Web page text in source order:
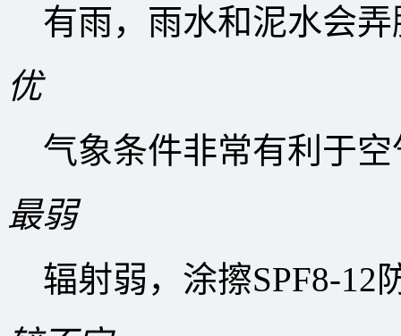
有雨，雨水和泥水会
优
气象条件非常有利于
最弱
辐射弱，涂擦SPF8-12